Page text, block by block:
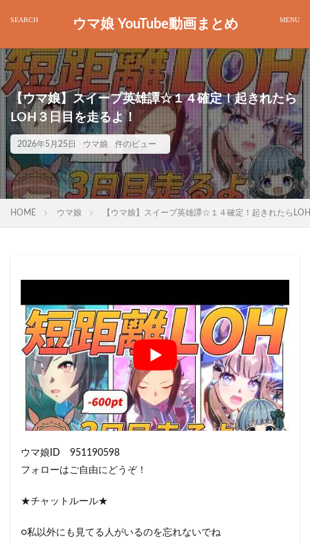
ウマ娘 YouTube動画まとめ
【ウマ娘】スイープ英雄譚☆１４確定！起きれたら
LOH３日目を走るよ！
2026年5月25日 ウマ娘 件のビュー
HOME ウマ娘 【ウマ娘】スイープ英雄譚☆１４確定！起きれたら
ウマ娘ID 951190598
フォローはご自由にどうぞ！
★チャットルール★
○私以外にも見てる人がいるのを忘れないでね